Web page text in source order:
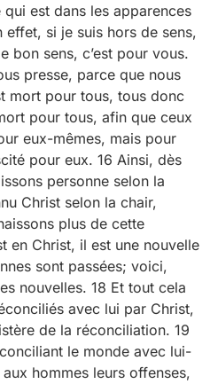
est dans les apparences
effet, si je suis hors de sens,
bon sens, c’est pour vous.
presse, parce que nous
mort pour tous, tous donc
pour tous, afin que ceux
eux-mêmes, mais pour
pour eux. 16 Ainsi, dès
personne selon la
Christ selon la chair,
plus de cette
en Christ, il est une nouvelle
sont passées; voici,
nouvelles. 18 Et tout cela
avec lui par Christ,
de la réconciliation. 19
le monde avec lui-
hommes leurs offenses,